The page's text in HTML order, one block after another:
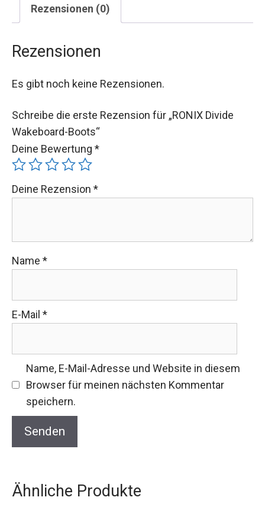
Rezensionen (0)
Rezensionen
Es gibt noch keine Rezensionen.
Schreibe die erste Rezension für „RONIX Divide
Wakeboard-Boots“
Deine Bewertung *
Deine Rezension *
Name *
E-Mail *
Name, E-Mail-Adresse und Website in diesem
Browser für meinen nächsten Kommentar
speichern.
Ähnliche Produkte